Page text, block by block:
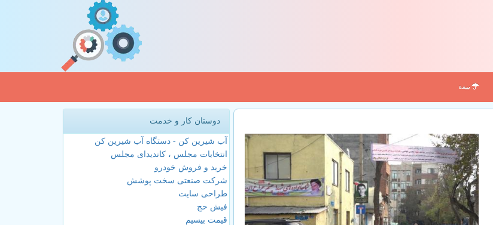
بیمه
دوستان کار و خدمت
آب شیرین کن - دستگاه آب شیرین کن
انتخابات مجلس ، کاندیدای مجلس
خرید و فروش خودرو
شرکت صنعتی سخت پوشش
طراحی سایت
فیش حج
قیمت بیسیم